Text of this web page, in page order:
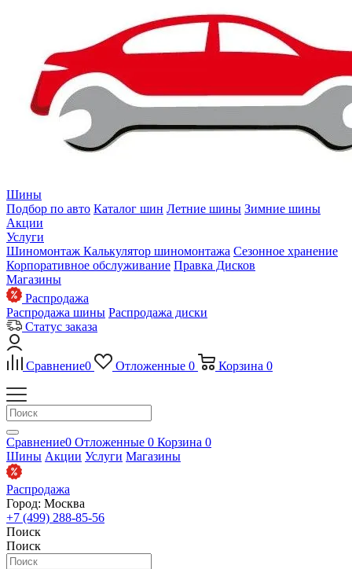
Шины
Подбор по авто Каталог шин Летние шины Зимние шины
Акции
Услуги
Шиномонтаж Калькулятор шиномонтажа Сезонное хранение
Корпоративное обслуживание Правка Дисков
Магазины
Распродажа
Распродажа шины Распродажа диски
Статус заказа
Сравнение0 Отложенные 0 Корзина 0
Сравнение0 Отложенные 0 Корзина 0
Шины Акции Услуги Магазины
Распродажа
Город: Москва
+7 (499) 288-85-56
Поиск
Поиск